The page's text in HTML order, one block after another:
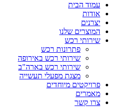
עמוד הבית
אודות
יצרנים
המוצרים שלנו
שירותי רכש
פתרונות רכש
שירותי רכש באירופה
שירותי רכש בארה"ב
מצגת מפעלי תעשייה
פרויקטים מיוחדים
מאמרים
צרו קשר